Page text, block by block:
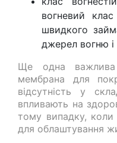
вогневий
швидкого
джерел вогню
Ще одна важлива
мембрана для
відсутність у
впливають на
тому випадку, коли
для облаштування